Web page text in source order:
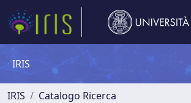
IRIS
IRIS
Catalogo Ricerca